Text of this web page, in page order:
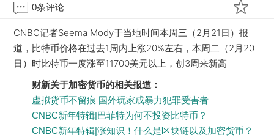
0条评论
CNBC记者Seema Mody于当地时间本周三（2月21日）报
道，比特币价格在过去1周内上涨20%左右，本周二（2月20
日）时比特币一度涨至11700美元以上，创3周来新高
财新关于加密货币的相关报道：
虚拟货币不留痕 国外玩家成暴力犯罪受害者
CNBC新年特辑|巴菲特为何不投资比特币？
CNBC新年特辑|涨知识！什么是区块链以及加密货币？